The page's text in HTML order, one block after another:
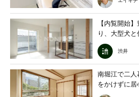
【内覧開始
り、大型犬
渋井
南堀江で二
をかけずに